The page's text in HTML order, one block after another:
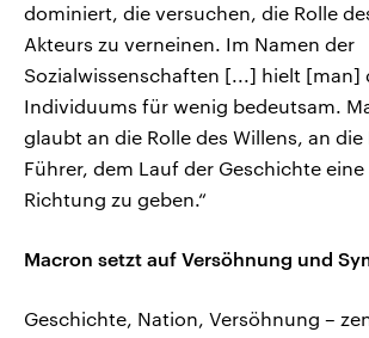
dominiert, die versuchen, die Rolle
Akteurs zu verneinen. Im Namen der
Sozialwissenschaften [...] hielt [man]
Individuums für wenig bedeutsam.
glaubt an die Rolle des Willens, an
Führer, dem Lauf der Geschichte
Richtung zu geben.“
Macron setzt auf Versöhnung und
Geschichte, Nation, Versöhnung –